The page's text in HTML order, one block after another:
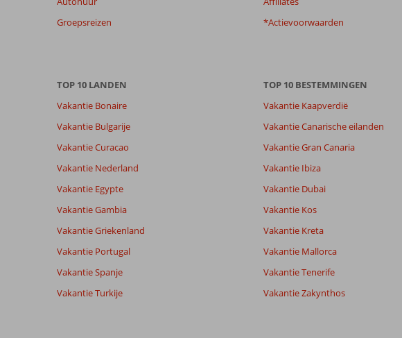
Meer
beoordelingen.
Groepsreizen
*Actievoorwaarden
TOP 10 LANDEN
Vakantie Bonaire
Vakantie Bulgarije
Vakantie Curacao
Vakantie Nederland
Vakantie Egypte
Vakantie Gambia
Vakantie Griekenland
Vakantie Portugal
Vakantie Spanje
Vakantie Turkije
TOP 10 BESTEMMINGEN
Vakantie Kaapverdië
Vakantie Canarische eilanden
Vakantie Gran Canaria
Vakantie Ibiza
Vakantie Dubai
Vakantie Kos
Vakantie Kreta
Vakantie Mallorca
Vakantie Tenerife
Vakantie Zakynthos